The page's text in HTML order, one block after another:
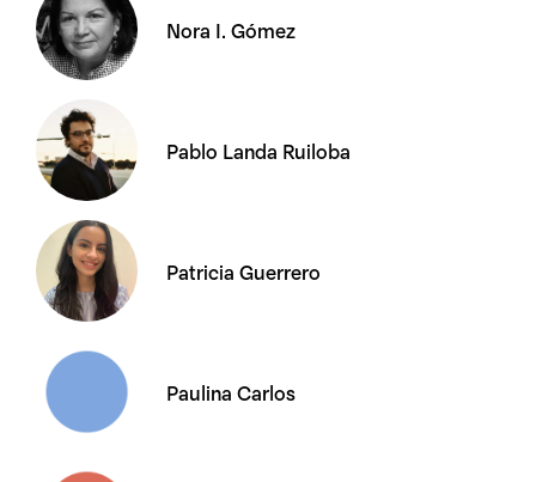
Nora I. Gómez
Pablo Landa Ruiloba
Patricia Guerrero
Paulina Carlos